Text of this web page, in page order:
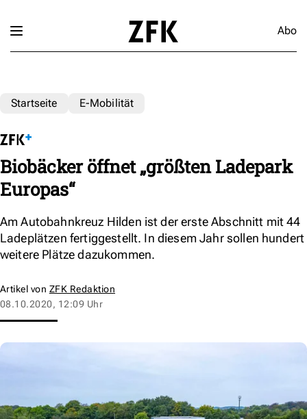
Abo
Startseite E-Mobilität
Biobäcker öffnet „größten Ladepark
Europas“
Am Autobahnkreuz Hilden ist der erste Abschnitt mit 44
Ladeplätzen fertiggestellt. In diesem Jahr sollen hundert
weitere Plätze dazukommen.
Artikel von ZFK Redaktion
08.10.2020, 12:09 Uhr